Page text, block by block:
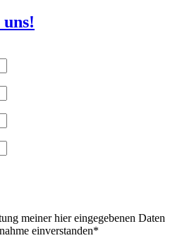
meiner hier eingegebenen Daten
einverstanden*